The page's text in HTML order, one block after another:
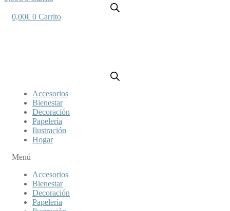
0,00€ 0 Carrito
Accesorios
Bienestar
Decoración
Papelería
Ilustración
Hogar
Menú
Accesorios
Bienestar
Decoración
Papelería